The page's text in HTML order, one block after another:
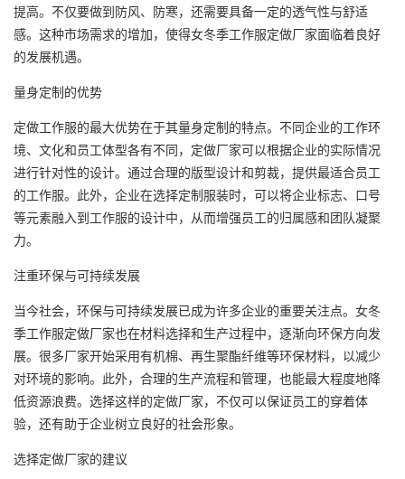
提高。不仅要做到防风、防寒，还需要具备一定的透气性与舒适
感。这种市场需求的增加，使得女冬季工作服定做厂家面临着良好
的发展机遇。
量身定制的优势
定做工作服的最大优势在于其量身定制的特点。不同企业的工作环
境、文化和员工体型各有不同，定做厂家可以根据企业的实际情况
进行针对性的设计。通过合理的版型设计和剪裁，提供最适合员工
的工作服。此外，企业在选择定制服装时，可以将企业标志、口号
等元素融入到工作服的设计中，从而增强员工的归属感和团队凝聚
力。
注重环保与可持续发展
当今社会，环保与可持续发展已成为许多企业的重要关注点。女冬
季工作服定做厂家也在材料选择和生产过程中，逐渐向环保方向发
展。很多厂家开始采用有机棉、再生聚酯纤维等环保材料，以减少
对环境的影响。此外，合理的生产流程和管理，也能最大程度地降
低资源浪费。选择这样的定做厂家，不仅可以保证员工的穿着体
验，还有助于企业树立良好的社会形象。
选择定做厂家的建议